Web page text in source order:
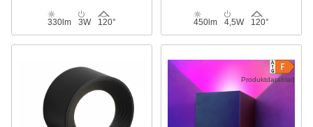
330lm 3W 120° 450lm 4,5W 120°
Produktdatablad